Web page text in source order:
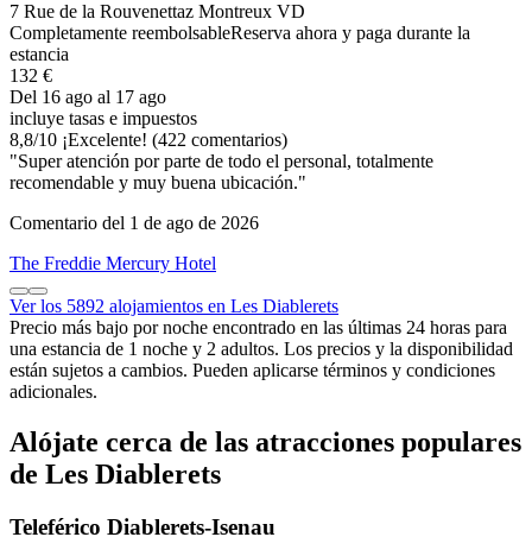
7 Rue de la Rouvenettaz Montreux VD
Completamente reembolsableReserva ahora y paga durante la
estancia
132 €
Del 16 ago al 17 ago
incluye tasas e impuestos
8,8/10 ¡Excelente! (422 comentarios)
"Super atención por parte de todo el personal, totalmente
recomendable y muy buena ubicación."
Comentario del 1 de ago de 2026
The Freddie Mercury Hotel
Ver los 5892 alojamientos en Les Diablerets
Precio más bajo por noche encontrado en las últimas 24 horas para
una estancia de 1 noche y 2 adultos. Los precios y la disponibilidad
están sujetos a cambios. Pueden aplicarse términos y condiciones
adicionales.
Alójate cerca de las atracciones populares
de Les Diablerets
Teleférico Diablerets-Isenau